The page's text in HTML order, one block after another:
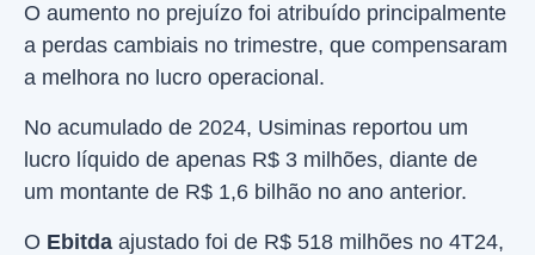
O aumento no prejuízo foi atribuído principalmente
a perdas cambiais no trimestre, que compensaram
a melhora no lucro operacional.
No acumulado de 2024, Usiminas reportou um
lucro líquido de apenas R$ 3 milhões, diante de
um montante de R$ 1,6 bilhão no ano anterior.
O Ebitda ajustado foi de R$ 518 milhões no 4T24,